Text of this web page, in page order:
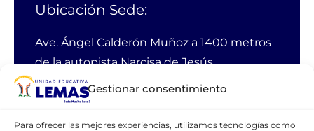
Gestionar consentimiento
Para ofrecer las mejores experiencias, utilizamos tecnologías como
Ubicación Sede:
Ave. Ángel Calderón Muñoz a 1400 metros
de la autopista Narcisa de Jesús
Guayaquil Ecuador